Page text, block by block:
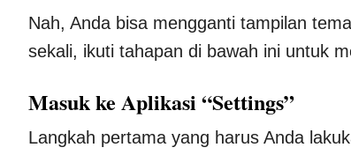
Nah, Anda bisa mengganti tampilan
sekali, ikuti tahapan di bawah ini untuk
Masuk ke Aplikasi “Settings”
Langkah pertama yang harus Anda